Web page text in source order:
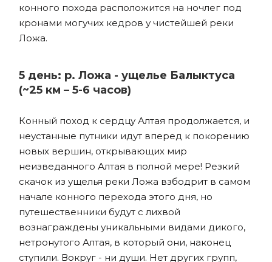
конного похода расположится на ночлег под
кронами могучих кедров у чистейшей реки
Ложа.
5 день: р. Ложа - ущелье Балыктуса
(~25 км – 5-6 часов)
Конный поход к сердцу Алтая продолжается, и
неустанные путники идут вперед к покорению
новых вершин, открывающих мир
неизведанного Алтая в полной мере! Резкий
скачок из ущелья реки Ложа взбодрит в самом
начале конного перехода этого дня, но
путешественники будут с лихвой
вознаграждены уникальными видами дикого,
нетронутого Алтая, в который они, наконец
ступили. Вокруг - ни души. Нет других групп,